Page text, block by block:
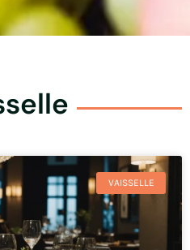
VAISSELLE